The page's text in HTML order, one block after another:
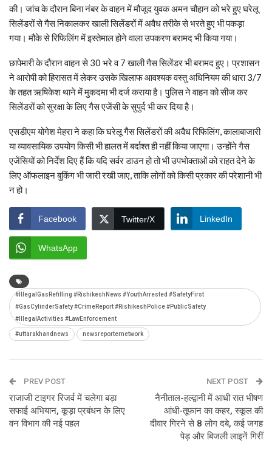
की। जांच के दौरान बिना नंबर के वाहन में मौजूद युवक अमन चौहान को भरे हुए घरेलू
सिलेंडरों से गैस निकालकर खाली सिलेंडरों में अवैध तरीके से भरते हुए भी पकड़ा
गया। मौके से रिफिलिंग में इस्तेमाल होने वाला उपकरण बरामद भी किया गया।
छापेमारी के दौरान वाहन से 30 भरे व 7 खाली गैस सिलेंडर भी बरामद हुए। प्रशासन
ने आरोपी को हिरासत में लेकर उसके खिलाफ आवश्यक वस्तु अधिनियम की धारा 3/7
के तहत ऋषिकेश थाने में मुकदमा भी दर्ज कराया है। पुलिस ने वाहन को सीज कर
सिलेंडरों को सुरक्षा के लिए गैस एजेंसी के सुपुर्द भी कर दिया है।
एसडीएम योगेश मेहरा ने कहा कि घरेलू गैस सिलेंडरों की अवैध रिफिलिंग, कालाबाजारी
या व्यावसायिक उपयोग किसी भी हालत में बर्दाश्त ही नहीं किया जाएगा। उन्होंने गैस
एजेंसियों को निर्देश दिए हैं कि यदि सर्वर डाउन हो तो भी उपभोक्ताओं को राहत देने के
लिए ऑफलाइन बुकिंग भी जारी रखी जाए, ताकि लोगों को किसी प्रकार की परेशानी भी
न हो।
Facebook Twitter/X LinkedIn
WhatsApp
#IllegalGasRefilling #RishikeshNews #YouthArrested #SafetyFirst
#GasCylinderSafety #CrimeReport #RishikeshPolice #PublicSafety
#IllegalActivities #LawEnforcement
#uttarakhandnews newsreporternetwork
PREV POST
राजाजी टाइगर रिजर्व में चलेगा बड़ा
सफाई अभियान, कूड़ा प्रबंधन के लिए
वन विभाग की नई पहल
NEXT POST
नैनीताल-हल्द्वानी में आधी रात भीषण
आंधी-तूफान का कहर, स्कूल की
दीवार गिरने से 8 लोग दबे, कई जगह
पेड़ और बिजली लाइनें गिरीं